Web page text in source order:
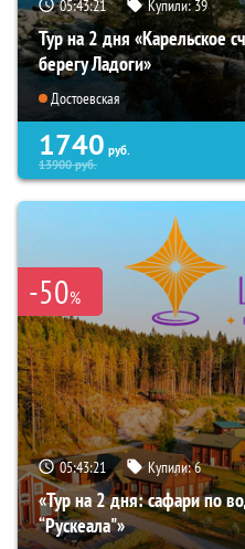
05:43:19 Купили:39
Тур на 2 дня «Карельское
берегу Ладоги»
Достоевская
1740 руб.
13900руб.
-50%
05:43:19 Купили:6
«Тур на 2 дня: сафари по
“Рускеала"»